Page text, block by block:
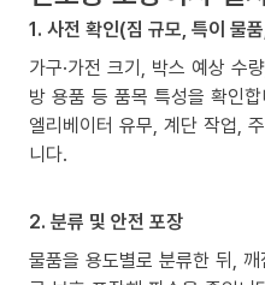
1. 사전 확인(짐 규모, 특이 물
가구·가전 크기, 박스 예상 수
방 용품 등 품목 특성을 확인합
엘리베이터 유무, 계단 작업,
니다.
2. 분류 및 안전 포장
물품을 용도별로 분류한 뒤,